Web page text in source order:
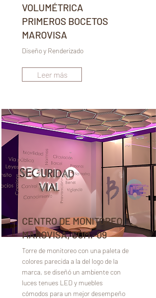
VOLUMÉTRICA
PRIMEROS BOCETOS
MAROVISA
Diseño y Renderizado
Leer más
CENTRO DE MONITOREO
MAROVISA, COM.-09
Torre de monitoreo con una paleta de
colores parecida a la del logo de la
marca, se diseñó un ambiente con
luces tenues LED y muebles
cómodos para un mejor desempeño